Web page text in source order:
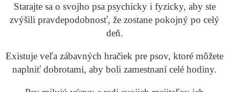
Starajte sa o svojho psa psychicky i fyzicky, aby ste
zvýšili pravdepodobnosť, že zostane pokojný po celý
deň.
Existuje veľa zábavných hračiek pre psov, ktoré môžete
naplniť dobrotami, aby boli zamestnaní celé hodiny.